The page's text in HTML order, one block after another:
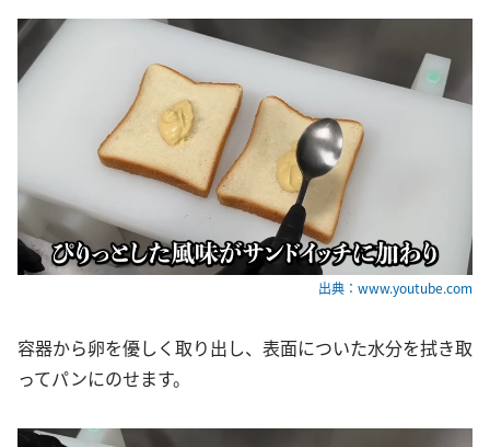
出典：www.youtube.com
容器から卵を優しく取り出し、表面についた水分を拭き取
ってパンにのせます。